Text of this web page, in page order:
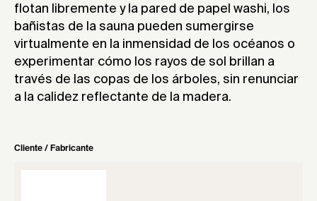
flotan libremente y la pared de papel washi, los
bañistas de la sauna pueden sumergirse
virtualmente en la inmensidad de los océanos o
experimentar cómo los rayos de sol brillan a
través de las copas de los árboles, sin renunciar
a la calidez reflectante de la madera.
Cliente / Fabricante